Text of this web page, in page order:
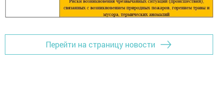
Перейти на страницу новости